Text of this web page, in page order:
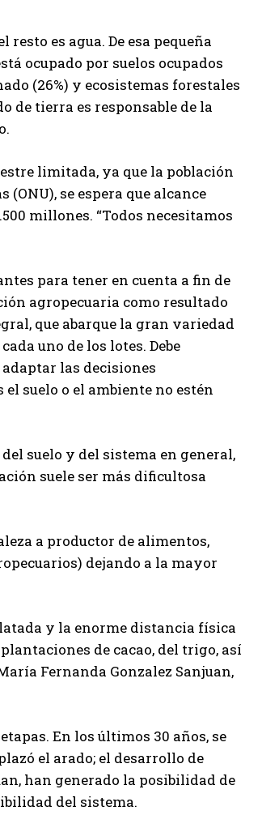
es agua. De esa pequeña
ocupado por suelos ocupados
(26%) y ecosistemas forestales
de tierra es responsable de la
limitada, ya que la población
se espera que alcance
millones. “Todos necesitamos
para tener en cuenta a fin de
agropecuaria como resultado
que abarque la gran variedad
uno de los lotes. Debe
las decisiones
suelo o el ambiente no estén
suelo y del sistema en general,
suele ser más dificultosa
a productor de alimentos,
dejando a la mayor
y la enorme distancia física
de cacao, del trigo, así
Fernanda Gonzalez Sanjuan,
En los últimos 30 años, se
el arado; el desarrollo de
han generado la posibilidad de
del sistema.